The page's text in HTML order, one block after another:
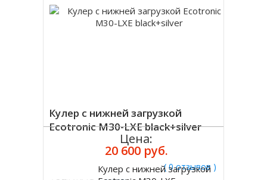
Кулер с нижней загрузкой
Ecotronic M30-LXE black+silver
( 0 отзывов )
Цена:
20 600 руб.
Кулер с нижней загрузкой